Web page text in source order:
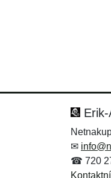
✉
☎ 720